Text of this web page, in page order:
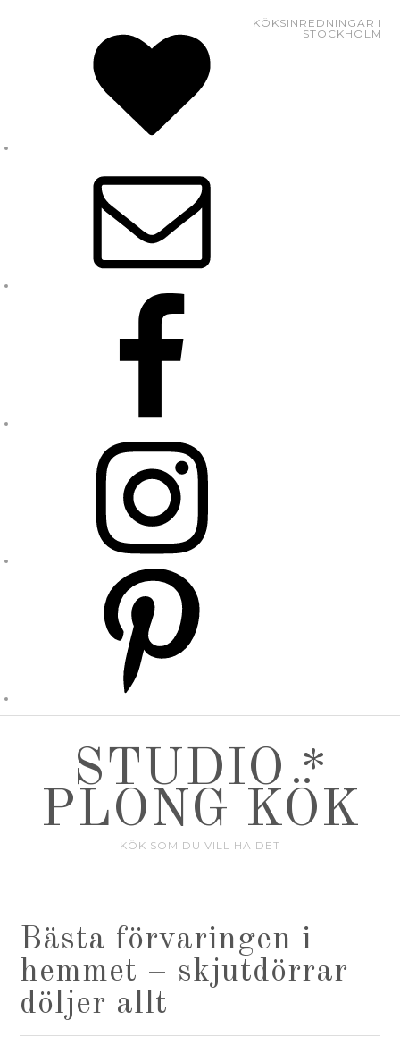
KÖKSINREDNINGAR I
STOCKHOLM
STUDIO *
PLONG KÖK
KÖK SOM DU VILL HA DET
Bästa förvaringen i
hemmet – skjutdörrar
döljer allt